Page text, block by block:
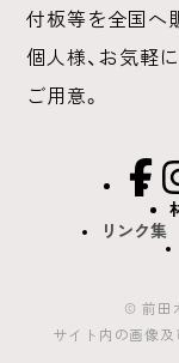
付板等を全国へ
個人様、お気軽
ご用意。
リンク集
© 前田
サイト内の画像